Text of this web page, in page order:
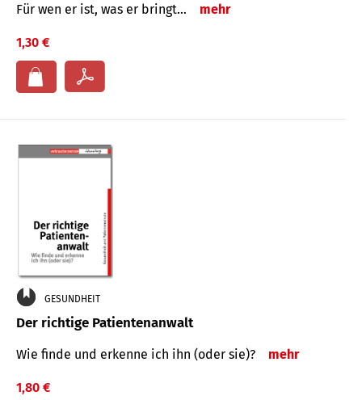
Für wen er ist, was er bringt… mehr
1,30 €
GESUNDHEIT
Der richtige Patientenanwalt
Wie finde und erkenne ich ihn (oder sie)? mehr
1,80 €